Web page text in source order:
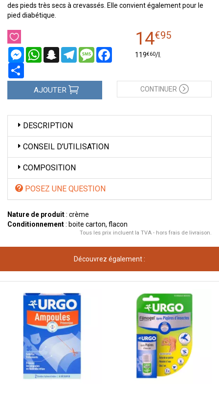
des pieds très secs à crevassés. Elle convient également pour le
pied diabétique.
MessengerWhatsAppSnapchatTelegramMessageFacebook
14€95
119€60/
AJOUTER CONTINUER
DESCRIPTION
CONSEIL D’UTILISATION
COMPOSITION
POSEZ UNE QUESTION
Nature de produit: crème
Conditionnement: boite carton, flacon
Tous les prix incluent la TVA - hors frais de livraison.
Découvrez également :